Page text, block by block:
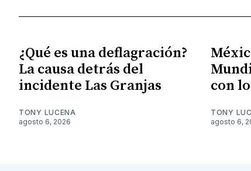
¿Qué es una deflagración?
La causa detrás del
incidente Las Granjas
TONY LUCENA
agosto 6, 2026
con
TONY
agosto 6,